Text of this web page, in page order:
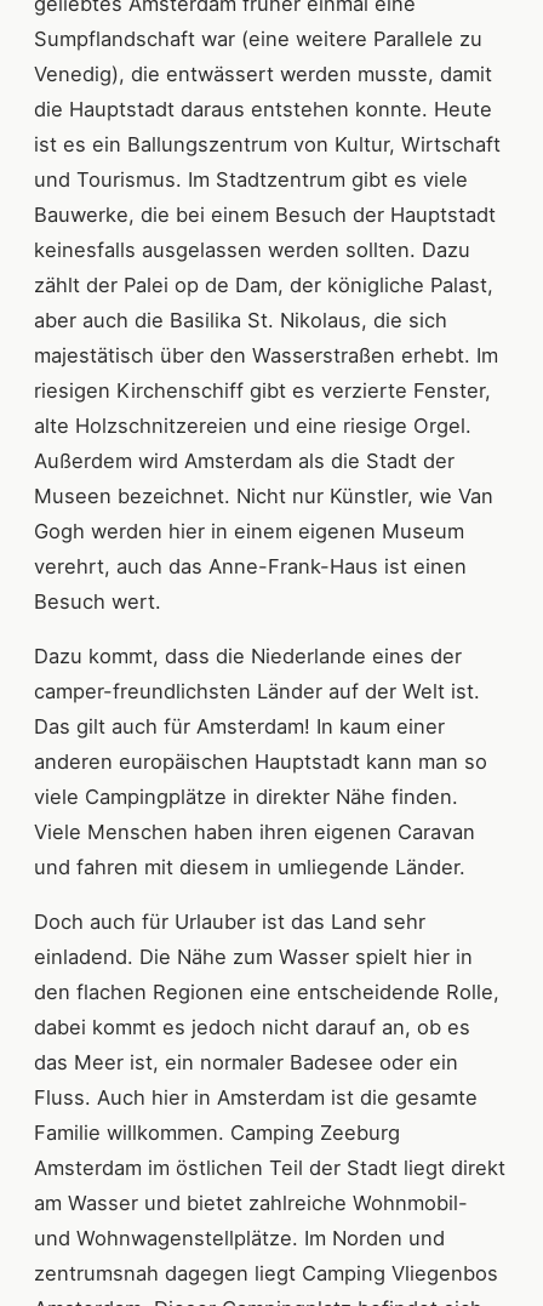
Sumpflandschaft war (eine weitere Parallele zu
Venedig), die entwässert werden musste, damit
die Hauptstadt daraus entstehen konnte. Heute
ist es ein Ballungszentrum von Kultur, Wirtschaft
und Tourismus. Im Stadtzentrum gibt es viele
Bauwerke, die bei einem Besuch der Hauptstadt
keinesfalls ausgelassen werden sollten. Dazu
zählt der Palei op de Dam, der königliche Palast,
aber auch die Basilika St. Nikolaus, die sich
majestätisch über den Wasserstraßen erhebt. Im
riesigen Kirchenschiff gibt es verzierte Fenster,
alte Holzschnitzereien und eine riesige Orgel.
Außerdem wird Amsterdam als die Stadt der
Museen bezeichnet. Nicht nur Künstler, wie Van
Gogh werden hier in einem eigenen Museum
verehrt, auch das Anne-Frank-Haus ist einen
Besuch wert.
Dazu kommt, dass die Niederlande eines der
camper-freundlichsten Länder auf der Welt ist.
Das gilt auch für Amsterdam! In kaum einer
anderen europäischen Hauptstadt kann man so
viele Campingplätze in direkter Nähe finden.
Viele Menschen haben ihren eigenen Caravan
und fahren mit diesem in umliegende Länder.
Doch auch für Urlauber ist das Land sehr
einladend. Die Nähe zum Wasser spielt hier in
den flachen Regionen eine entscheidende Rolle,
dabei kommt es jedoch nicht darauf an, ob es
das Meer ist, ein normaler Badesee oder ein
Fluss. Auch hier in Amsterdam ist die gesamte
Familie willkommen. Camping Zeeburg
Amsterdam im östlichen Teil der Stadt liegt direkt
am Wasser und bietet zahlreiche Wohnmobil-
und Wohnwagenstellplätze. Im Norden und
zentrumsnah dagegen liegt Camping Vliegenbos